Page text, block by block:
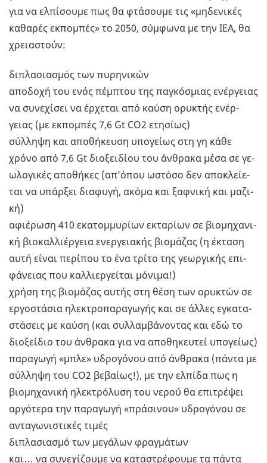
για να ελ­πί­σου­με πως θα φτά­σου­με τις «μη­δε­νι­κές
κα­θα­ρές εκ­πο­μπές» το 2050, σύμ­φω­να με την IEA, θα
χρεια­στούν:
δι­πλα­σια­σμός των πυ­ρη­νι­κών
απο­δο­χή του ενός πέμ­πτου της πα­γκό­σμιας ενέρ­γειας
να συ­νε­χί­σει να έρ­χε­ται από καύση ορυ­κτής ενέρ­
γειας (με εκ­πο­μπές 7,6 Gt CO2 ετη­σί­ως)
σύλ­λη­ψη και απο­θή­κευ­ση υπο­γεί­ως στη γη κάθε
χρόνο από 7,6 Gt διο­ξει­δί­ου του άν­θρα­κα μέσα σε γε­
ω­λο­γι­κές απο­θή­κες (απ’ό­που ωστό­σο δεν απο­κλεί­ε­
ται να υπάρ­ξει δια­φυ­γή, ακόμα και ξαφ­νι­κή και μα­ζι­
κή)
αφιέ­ρω­ση 410 εκα­τομ­μυ­ρί­ων εκτα­ρί­ων σε βιο­μη­χα­νι­
κή βιο­καλ­λιέρ­γεια ενερ­γεια­κής βιο­μά­ζας (η έκτα­ση
αυτή είναι πε­ρί­που το ένα τρίτο της γε­ωρ­γι­κής επι­
φά­νειας που καλ­λιερ­γεί­ται μό­νι­μα!)
χρήση της βιο­μά­ζας αυτής στη θέση των ορυ­κτών σε
ερ­γο­στά­σια ηλε­κτρο­πα­ρα­γω­γής και σε άλλες εγκα­τα­
στά­σεις με καύση (και συλ­λαμ­βά­νο­ντας και εδώ το
διο­ξεί­διο του άν­θρα­κα για να απο­θη­κευ­τεί υπο­γεί­ως)
πα­ρα­γω­γή «μπλε» υδρο­γό­νου από άν­θρα­κα (πάντα με
σύλ­λη­ψη του CO2 βε­βαί­ως!), με την ελ­πί­δα πως η
βιο­μη­χα­νι­κή ηλε­κτρό­λυ­ση του νερού θα επι­τρέ­ψει
αρ­γό­τε­ρα την πα­ρα­γω­γή «πρά­σι­νου» υδρο­γό­νου σε
αντα­γω­νι­στι­κές τιμές
δι­πλα­σια­σμό των με­γά­λων φραγ­μά­των
και… να συ­νε­χί­ζου­με να κα­τα­στρέ­φου­με τα πάντα